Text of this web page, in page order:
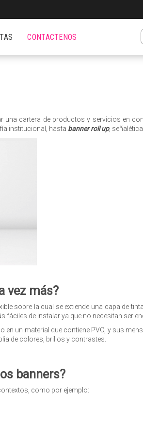
CONTACTENOS
cartera de productos y servicios en
institucional, hasta banner roll up,
vez más?
sobre la cual se extiende una capa de
de instalar ya que no necesitan ser
un material que contiene PVC, y sus
de colores, brillos y contrastes.
banners?
como por ejemplo: